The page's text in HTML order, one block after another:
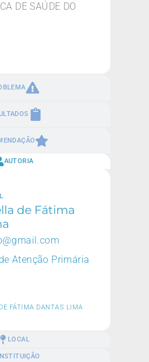
DE SAÚDE DO
AUTORIA
LOCAL
de Fátima
Atenção Primária
FÁTIMA DANTAS LIMA